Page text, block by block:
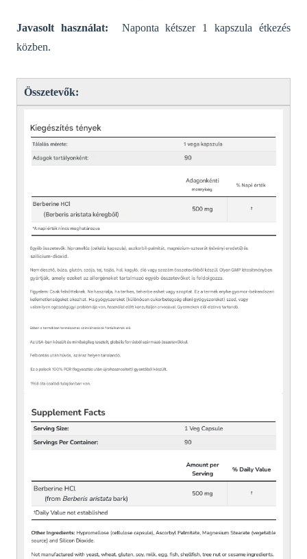
Javasolt használat:
Naponta kétszer 1 kapszula étkezés
közben.
Összetevők: